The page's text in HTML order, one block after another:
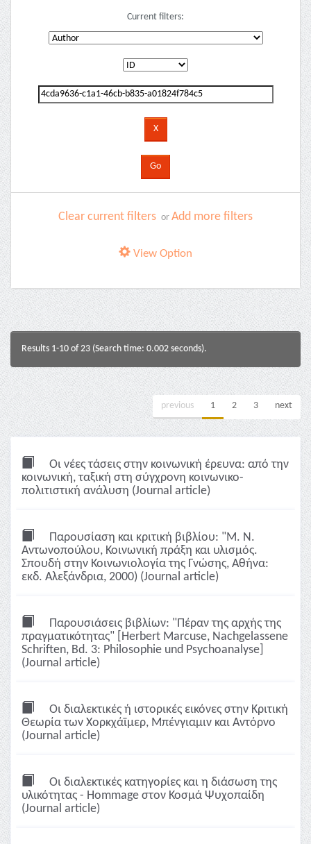
Current filters:
Clear current filters or Add more filters
View Option
Results 1-10 of 23 (Search time: 0.002 seconds).
previous 1 2 3 next
Οι νέες τάσεις στην κοινωνική έρευνα: από την
κοινωνική, ταξική στη σύγχρονη κοινωνικο-
πολιτιστική ανάλυση (Journal article)
Παρουσίαση και κριτική βιβλίου: "Μ. Ν.
Αντωνοπούλου, Κοινωνική πράξη και υλισμός.
Σπουδή στην Κοινωνιολογία της Γνώσης, Αθήνα:
εκδ. Αλεξάνδρια, 2000) (Journal article)
Παρουσιάσεις βιβλίων: "Πέραν της αρχής της
πραγματικότητας" [Herbert Marcuse, Nachgelassene
Schriften, Bd. 3: Philosophie und Psychoanalyse]
(Journal article)
Οι διαλεκτικές ή ιστορικές εικόνες στην Κριτική
Θεωρία των Χορκχάϊμερ, Μπένγιαμιν και Αντόρνο
(Journal article)
Οι διαλεκτικές κατηγορίες και η διάσωση της
υλικότητας - Hommage στον Κοσμά Ψυχοπαίδη
(Journal article)